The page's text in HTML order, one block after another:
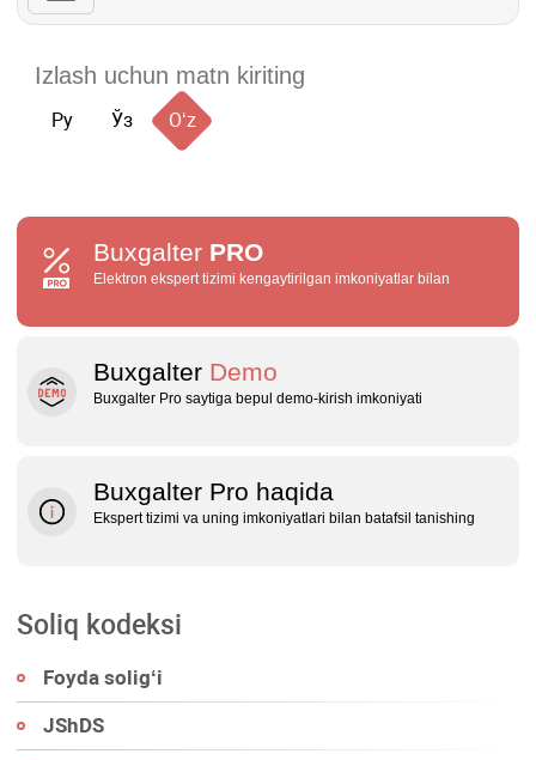
Ру Ўз Oʻz
Buxgalter PRO
Elektron ekspert tizimi kengaytirilgan imkoniyatlar bilan
Buxgalter Demo
Buxgalter Pro saytiga bepul demo‑kirish imkoniyati
Buxgalter Pro haqida
Ekspert tizimi va uning imkoniyatlari bilan batafsil tanishing
Soliq kodeksi
Foyda soligʻi
JShDS